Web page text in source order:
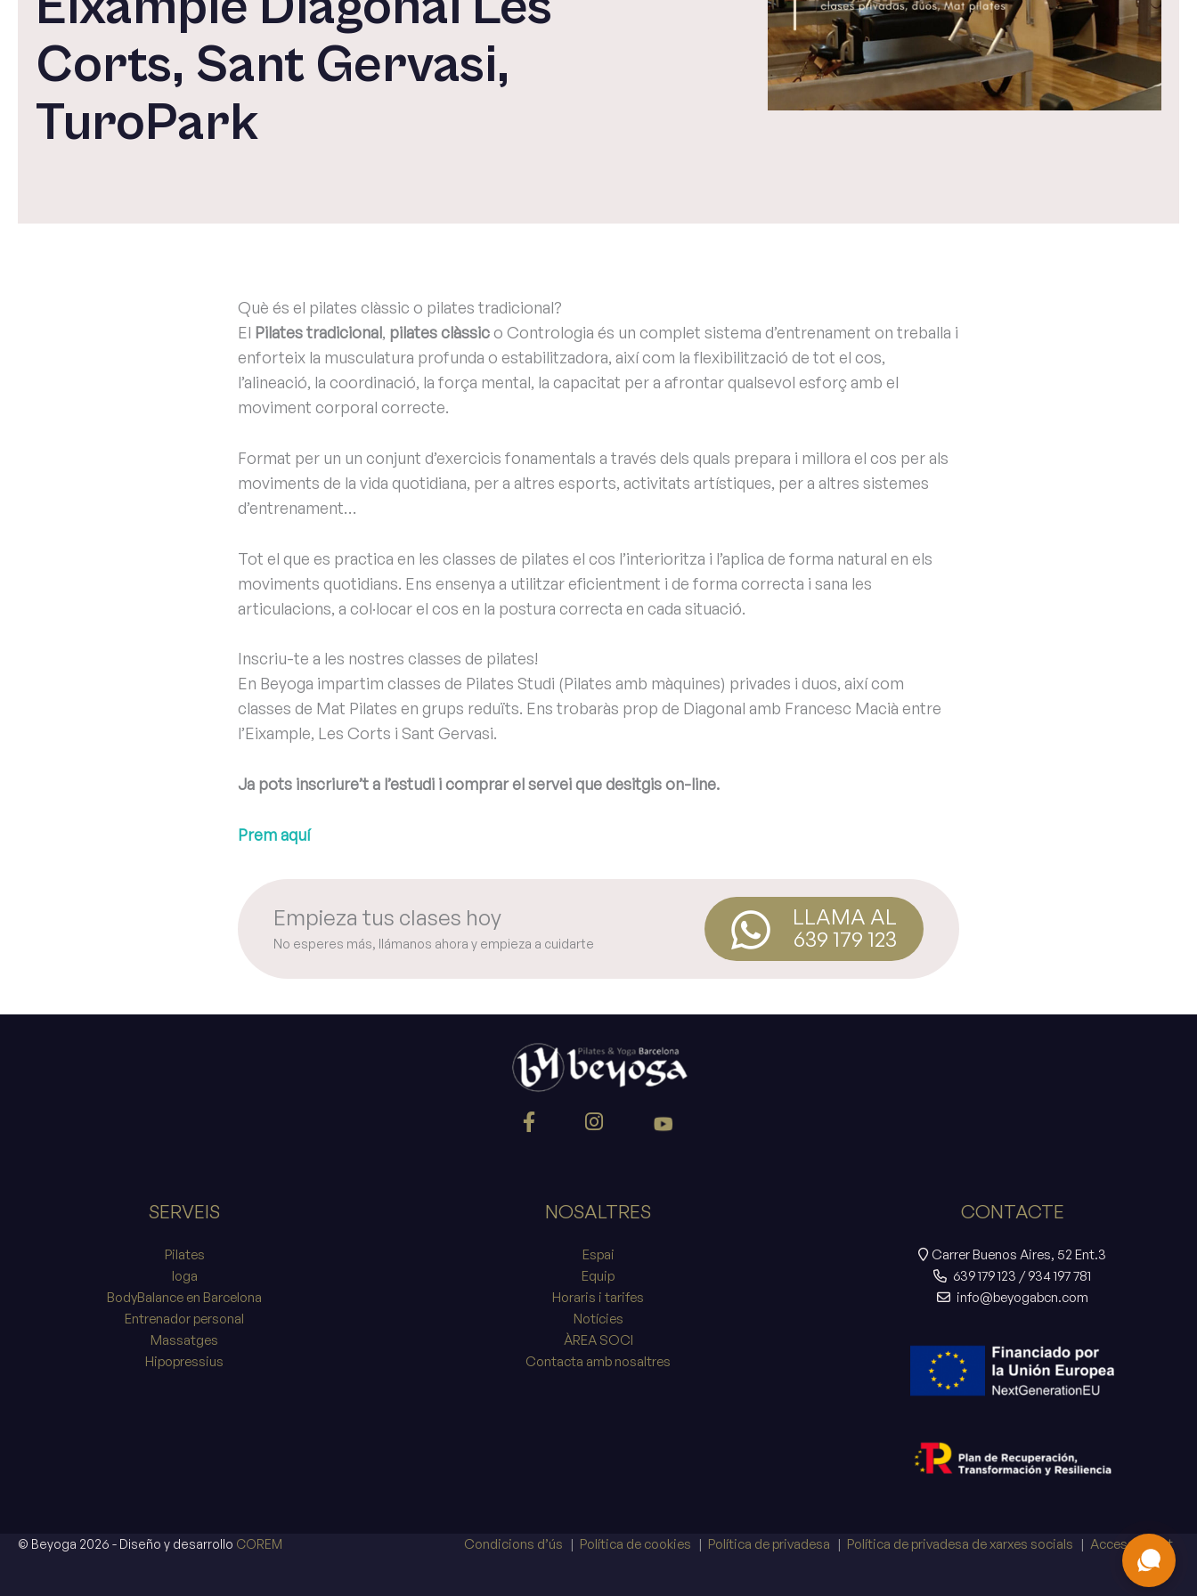
Corts, Sant Gervasi,
TuroPark
Què és el pilates clàssic o pilates tradicional?
El Pilates tradicional, pilates clàssico Contrologia és un complet sistema d’entrenament on treballa i
enforteix la musculatura profunda o estabilitzadora, així com la flexibilització de tot el cos,
l’alineació, la coordinació, la força mental, la capacitat per a afrontar qualsevol esforç amb el
moviment corporal correcte.
Format per un un conjunt d’exercicis fonamentals a través dels quals prepara i millora el cos per als
moviments de la vida quotidiana, per a altres esports, activitats artístiques, per a altres sistemes
d’entrenament…
Tot el que es practica en les classes de pilates el cos l’interioritza i l’aplica de forma natural en els
moviments quotidians. Ens ensenya a utilitzar eficientment i de forma correcta i sana les
articulacions, a col·locar el cos en la postura correcta en cada situació.
Inscriu-te a les nostres classes de pilates!
En Beyoga impartim classes de Pilates Studi (Pilates amb màquines) privades i duos, així com
classes de Mat Pilates en grups reduïts. Ens trobaràs prop de Diagonal amb Francesc Macià entre
l’Eixample, Les Corts i Sant Gervasi.
Ja pots inscriure’t a l’estudi i comprar el servei que desitgis on-line.
Prem aquí
Empieza tus clases hoy
No esperes más, llámanos ahora y empieza a cuidarte
LLAMA AL
639 179 123
SERVEIS
Pilates
Ioga
BodyBalance en Barcelona
Entrenador personal
Massatges
Hipopressius
NOSALTRES
Espai
Equip
Horaris i tarifes
Notícies
ÀREA SOCI
Contacta amb nosaltres
CONTACTE
Carrer Buenos Aires, 52 Ent.3
639 179 123 /934 197 781
info@beyogabcn.com
© Beyoga 2026 - Diseño y desarrollo COREM Condicions d’ús Política de cookies Política de privadesa Política de privadesa de xarxes socials Accessibilitat